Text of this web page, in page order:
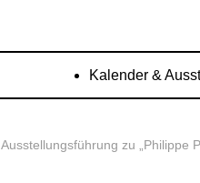
Kalender &
Ausstellungsführung zu „Philippe